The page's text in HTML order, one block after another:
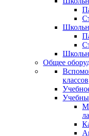
Общее
классов